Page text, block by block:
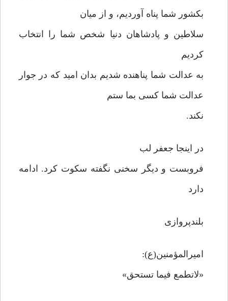
بکشور شما پناه آوردیم، و از میان
سلاطین و پادشاهان دنیا شخص شما را انتخاب
کردیم
به عدالت شما پناهنده شدیم بدان امید که در جوار
عدالت شما کسی بما ستم
نکند.
در اینجا جعفر لب
فروبست و دیگر سخنی نگفته سکوت کرد. ادامه
دارد
بلندپروازی
امیرالمؤمنین(ع):
«لاتطمع فیما تستحق»